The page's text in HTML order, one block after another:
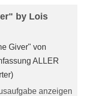
by Lois
Giver" von
ALLER
anzeigen